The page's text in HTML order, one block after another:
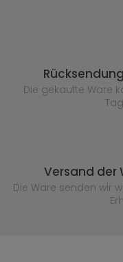
Die gekaufte Ware
Versand der
Die Ware senden wir